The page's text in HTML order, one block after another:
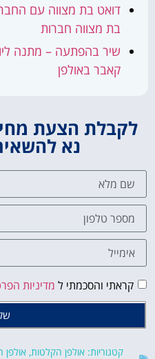
דואט בת מצווה עם
בת מצווה חברות
שיר בהפתעה – מתנה
קאבר באולפן
לקבלת הצעת
נא
קראתי והסכמתי ל מדיניות
קטגוריות: אולפן הקלטות, אולפן